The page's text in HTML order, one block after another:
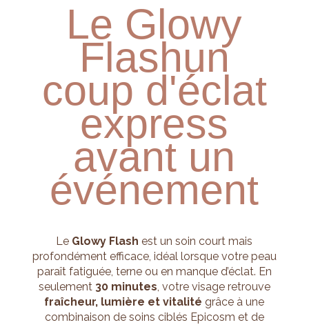
Le Glowy
Flashun
coup d'éclat
express
avant un
événement
Le Glowy Flash est un soin court mais
profondément efficace, idéal lorsque votre peau
paraît fatiguée, terne ou en manque d’éclat. En
seulement 30 minutes, votre visage retrouve
fraîcheur, lumière et vitalité grâce à une
combinaison de soins ciblés Epicosm et de